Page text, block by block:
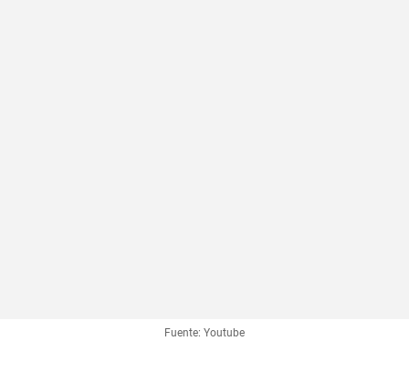
Fuente: Youtube